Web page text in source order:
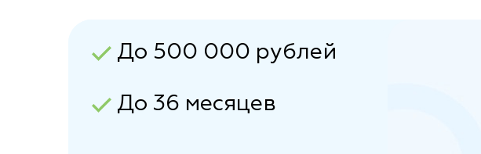
До 500 000 рублей
До 36 месяцев